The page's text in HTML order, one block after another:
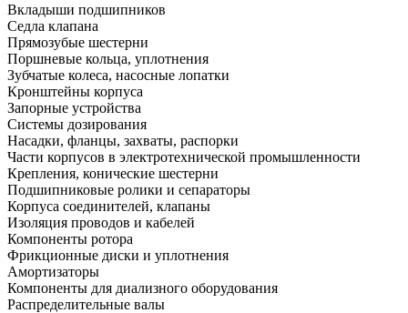
Вкладыши подшипников
Седла клапана
Прямозубые шестерни
Поршневые кольца, уплотнения
Зубчатые колеса, насосные лопатки
Кронштейны корпуса
Запорные устройства
Системы дозирования
Насадки, фланцы, захваты, распорки
Части корпусов в электротехнической промышленности
Крепления, конические шестерни
Подшипниковые ролики и сепараторы
Корпуса соединителей, клапаны
Изоляция проводов и кабелей
Компоненты ротора
Фрикционные диски и уплотнения
Амортизаторы
Компоненты для диализного оборудования
Распределительные валы